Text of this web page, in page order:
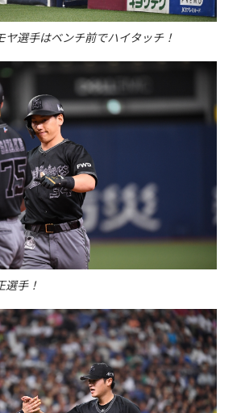
ヤ選手はベンチ前でハイタッチ！
選手！